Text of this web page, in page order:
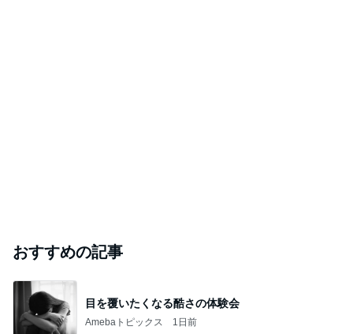
おすすめの記事
目を覆いたくなる酷さの体験会
Amebaトピックス 1日前